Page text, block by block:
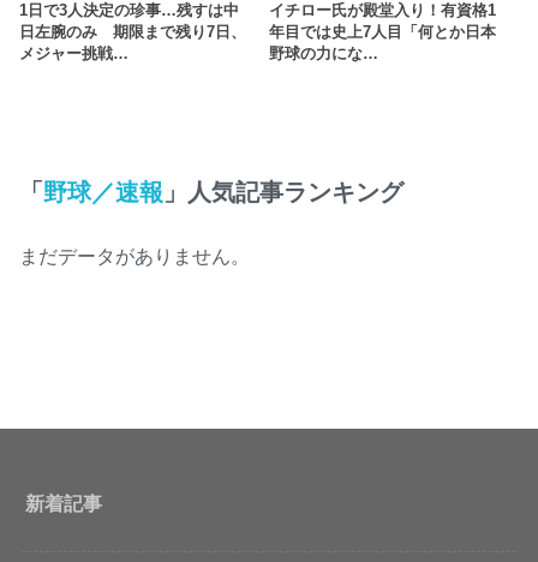
1日で3人決定の珍事…残すは中
日左腕のみ 期限まで残り7日、
メジャー挑戦…
イチロー氏が殿堂入り！有資格1
年目では史上7人目「何とか日本
野球の力にな…
「 野球／速報 」人気記事ランキング
まだデータがありません。
新着記事